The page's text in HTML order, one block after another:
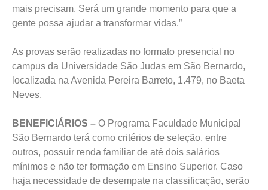
mais precisam. Será um grande momento para que a
gente possa ajudar a transformar vidas.”
As provas serão realizadas no formato presencial no
campus da Universidade São Judas em São Bernardo,
localizada na Avenida Pereira Barreto, 1.479, no Baeta
Neves.
BENEFICIÁRIOS – O Programa Faculdade Municipal
São Bernardo terá como critérios de seleção, entre
outros, possuir renda familiar de até dois salários
mínimos e não ter formação em Ensino Superior. Caso
haja necessidade de desempate na classificação, serão